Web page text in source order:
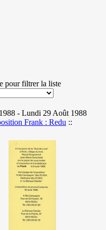
pour filtrer la liste
- Lundi 29 Août 1988
Frank : Redu ::